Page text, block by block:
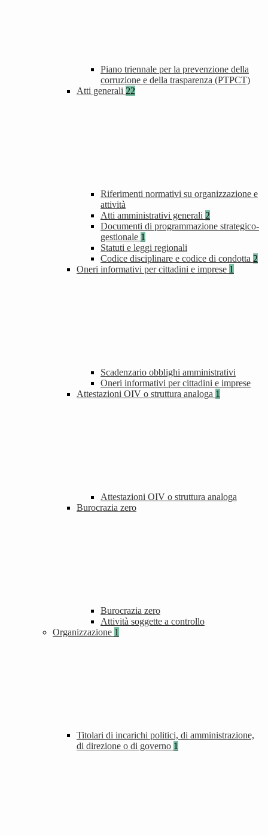
Piano triennale per la prevenzione della
corruzione e della trasparenza (PTPCT)
Atti generali 22
Riferimenti normativi su organizzazione e
attività
Atti amministrativi generali 2
Documenti di programmazione strategico-
gestionale 1
Statuti e leggi regionali
Codice disciplinare e codice di condotta 2
Oneri informativi per cittadini e imprese 1
Scadenzario obblighi amministrativi
Oneri informativi per cittadini e imprese
Attestazioni OIV o struttura analoga 1
Attestazioni OIV o struttura analoga
Burocrazia zero
Burocrazia zero
Attività soggette a controllo
Organizzazione 1
Titolari di incarichi politici, di amministrazione,
di direzione o di governo 1